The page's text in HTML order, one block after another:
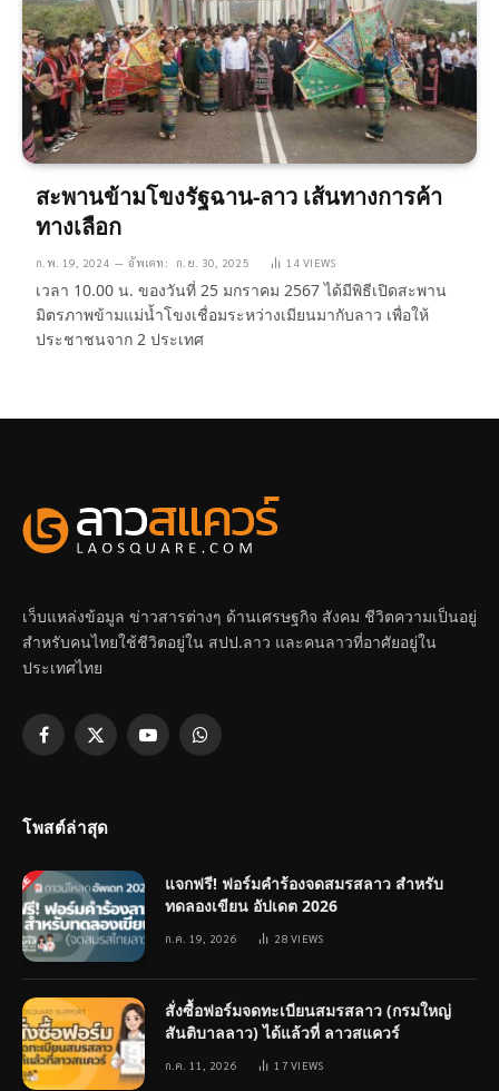
สะพานข้ามโขงรัฐฉาน-ลาว เส้นทางการค้า
ทางเลือก
ก.พ. 19, 2024 อัพเดท: ก.ย. 30, 2025 14VIEWS
เวลา 10.00 น. ของวันที่ 25 มกราคม 2567 ได้มีพิธีเปิดสะพาน
มิตรภาพข้ามแม่น้ำโขงเชื่อมระหว่างเมียนมากับลาว เพื่อให้
ประชาชนจาก 2 ประเทศ
เว็บแหล่งข้อมูล ข่าวสารต่างๆ ด้านเศรษฐกิจ สังคม ชีวิตความเป็นอยู่
สำหรับคนไทยใช้ชีวิตอยู่ใน สปป.ลาว และคนลาวที่อาศัยอยู่ใน
ประเทศไทย
Facebook
X
YouTubeWhatsApp
โพสต์ล่าสุด
แจกฟรี! ฟอร์มคำร้องจดสมรสลาว สำหรับ
ทดลองเขียน อัปเดต 2026
ก.ค. 19, 2026 28VIEWS
สั่งซื้อฟอร์มจดทะเบียนสมรสลาว (กรมใหญ่
สันติบาลลาว) ได้แล้วที่ ลาวสแควร์
ก.ค. 11, 2026 17VIEWS